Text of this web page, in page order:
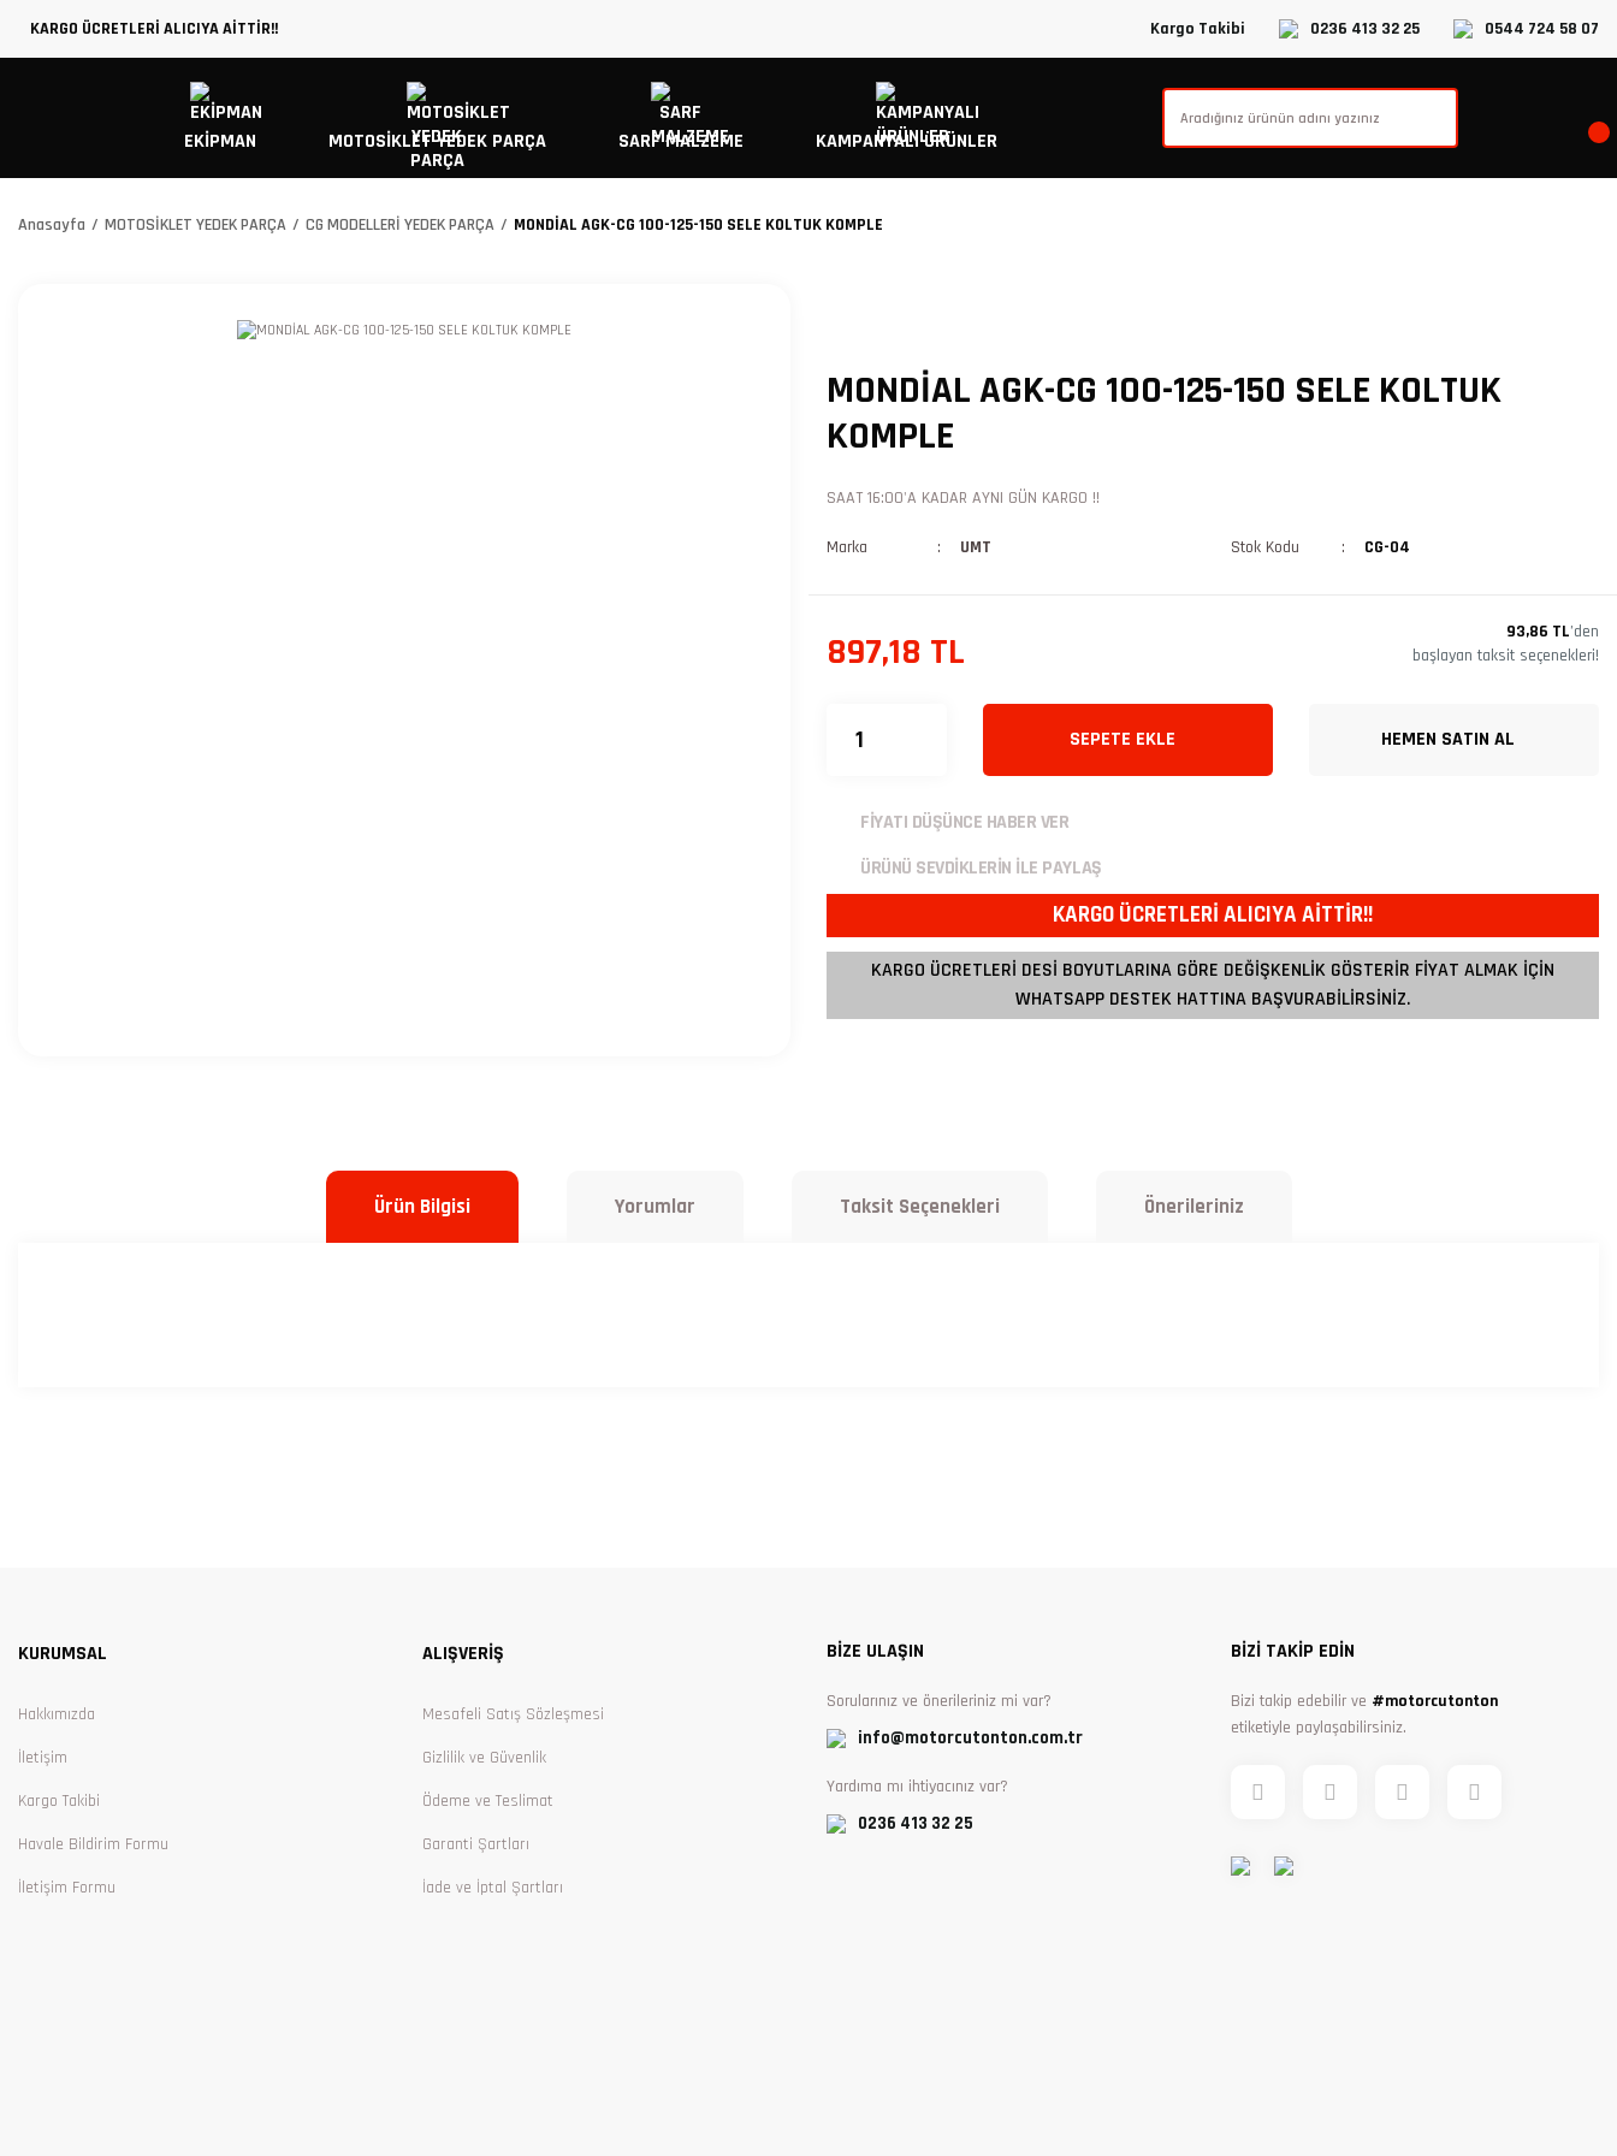
KARGO ÜCRETLERİ ALICIYA AİTTİR!! Kargo Takibi 0236 413 32 25 0544 724 58 07
EKİPMAN MOTOSİKLET YEDEK PARÇA SARF MALZEME KAMPANYALI ÜRÜNLER
Anasayfa MOTOSİKLET YEDEK PARÇA CG MODELLERİ YEDEK PARÇA MONDİAL AGK-CG 100-125-150 SELE KOLTUK KOMPLE
MONDİAL AGK-CG 100-125-150 SELE KOLTUK
KOMPLE
SAAT 16:00'A KADAR AYNI GÜN KARGO !!
Marka UMT Stok Kodu CG-04
897,18 TL 93,86 TL’den
başlayan taksit seçenekleri!
SEPETE EKLE HEMEN SATIN AL
FİYATI DÜŞÜNCE HABER VER
ÜRÜNÜ SEVDİKLERİN İLE PAYLAŞ
KARGO ÜCRETLERİ ALICIYA AİTTİR!!
KARGO ÜCRETLERİ DESİ BOYUTLARINA GÖRE DEĞİŞKENLİK GÖSTERİR FİYAT ALMAK İÇİN
WHATSAPP DESTEK HATTINA BAŞVURABİLİRSİNİZ.
Ürün Bilgisi Yorumlar Taksit Seçenekleri Önerileriniz
KURUMSAL
Hakkımızda
İletişim
Kargo Takibi
Havale Bildirim Formu
İletişim Formu
ALIŞVERİŞ
Mesafeli Satış Sözleşmesi
Gizlilik ve Güvenlik
Ödeme ve Teslimat
Garanti Şartları
İade ve İptal Şartları
BİZE ULAŞIN
Sorularınız ve önerileriniz mi var?
info@motorcutonton.com.tr
Yardıma mı ihtiyacınız var?
0236 413 32 25
BİZİ TAKİP EDİN
Bizi takip edebilir ve #motorcutonton
etiketiyle paylaşabilirsiniz.